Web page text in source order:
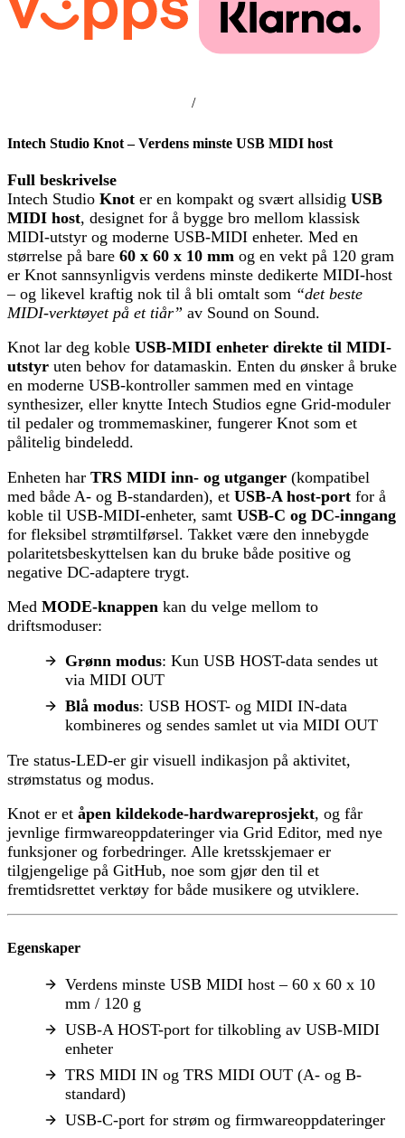
/
Intech Studio Knot – Verdens minste USB MIDI host
Full beskrivelse
Intech Studio Knot er en kompakt og svært allsidig USB
MIDI host, designet for å bygge bro mellom klassisk
MIDI-utstyr og moderne USB-MIDI enheter. Med en
størrelse på bare 60 x 60 x 10 mm og en vekt på 120 gram
er Knot sannsynligvis verdens minste dedikerte MIDI-host
– og likevel kraftig nok til å bli omtalt som “det beste
MIDI-verktøyet på et tiår” av Sound on Sound.
Knot lar deg koble USB-MIDI enheter direkte til MIDI-
utstyr uten behov for datamaskin. Enten du ønsker å bruke
en moderne USB-kontroller sammen med en vintage
synthesizer, eller knytte Intech Studios egne Grid-moduler
til pedaler og trommemaskiner, fungerer Knot som et
pålitelig bindeledd.
Enheten har TRS MIDI inn- og utganger (kompatibel
med både A- og B-standarden), et USB-A host-port for å
koble til USB-MIDI-enheter, samt USB-C og DC-inngang
for fleksibel strømtilførsel. Takket være den innebygde
polaritetsbeskyttelsen kan du bruke både positive og
negative DC-adaptere trygt.
Med MODE-knappen kan du velge mellom to
driftsmoduser:
Grønn modus: Kun USB HOST-data sendes ut
via MIDI OUT
Blå modus: USB HOST- og MIDI IN-data
kombineres og sendes samlet ut via MIDI OUT
Tre status-LED-er gir visuell indikasjon på aktivitet,
strømstatus og modus.
Knot er et åpen kildekode-hardwareprosjekt, og får
jevnlige firmwareoppdateringer via Grid Editor, med nye
funksjoner og forbedringer. Alle kretsskjemaer er
tilgjengelige på GitHub, noe som gjør den til et
fremtidsrettet verktøy for både musikere og utviklere.
Egenskaper
Verdens minste USB MIDI host – 60 x 60 x 10
mm / 120 g
USB-A HOST-port for tilkobling av USB-MIDI
enheter
TRS MIDI IN og TRS MIDI OUT (A- og B-
standard)
USB-C-port for strøm og firmwareoppdateringer